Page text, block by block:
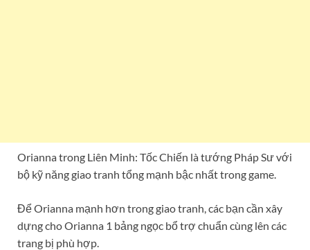
Orianna trong Liên Minh: Tốc Chiến là tướng Pháp Sư với
bộ kỹ năng giao tranh tổng mạnh bậc nhất trong game.
Để Orianna mạnh hơn trong giao tranh, các bạn cần xây
dựng cho Orianna 1 bảng ngọc bổ trợ chuẩn cùng lên các
trang bị phù hợp.